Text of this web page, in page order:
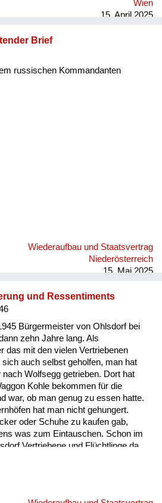
Wien
15. April 2025
Brief
russischen Kommandanten
Wiederaufbau und Staatsvertrag
Niederösterreich
15. Mai 2025
und Ressentiments
Bürgermeister von Ohlsdorf bei
zehn Jahre lang. Als
das mit den vielen Vertriebenen
auch selbst geholfen, man hat
Wolfsegg getrieben. Dort hat
Kohle bekommen für die
war, ob man genug zu essen hatte.
hat man nicht gehungert.
oder Schuhe zu kaufen gab,
was zum Eintauschen. Schon im
Vertriebene und Flüchtlinge da.